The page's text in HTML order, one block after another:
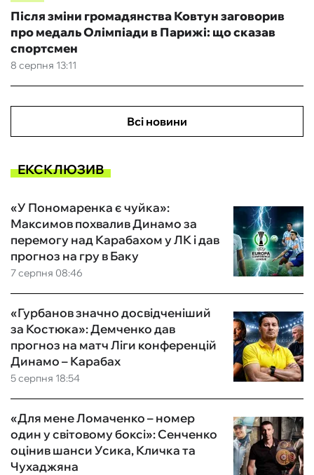
8 серпня 13:11
Після зміни громадянства Ковтун заговорив
про медаль Олімпіади в Парижі: що сказав
спортсмен
Всі новини
ЕКСКЛЮЗИВ
7 серпня 08:46
«У Пономаренка є чуйка»:
Максимов похвалив Динамо за
перемогу над Карабахом у ЛК і дав
прогноз на гру в Баку
5 серпня 18:54
«Гурбанов значно досвідченіший
за Костюка»: Демченко дав
прогноз на матч Ліги конференцій
Динамо – Карабах
«Для мене Ломаченко – номер
один у світовому боксі»: Сенченко
оцінив шанси Усика, Кличка та
Чухаджяна